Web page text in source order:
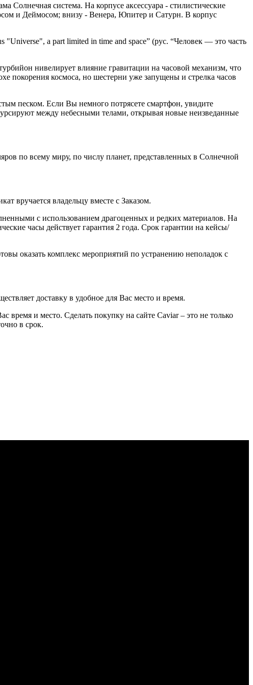
Солнечная система. На корпусе аксессуара - стилистические
и Деймосом; внизу - Венера, Юпитер и Сатурн. В корпус
a part limited in time and space” (рус. “Человек — это часть
нивелирует влияние гравитации на часовой механизм, что
покорения космоса, но шестерни уже запущены и стрелка часов
песком. Если Вы немного потрясете смартфон, увидите
между небесными телами, открывая новые неизведанные
по всему миру, по числу планет, представленных в Солнечной
вручается владельцу вместе с Заказом.
с использованием драгоценных и редких материалов. На
часы действует гарантия 2 года. Срок гарантии на кейсы/
оказать комплекс мероприятий по устранению неполадок с
доставку в удобное для Вас место и время.
время и место. Сделать покупку на сайте Caviar – это не только
в срок.